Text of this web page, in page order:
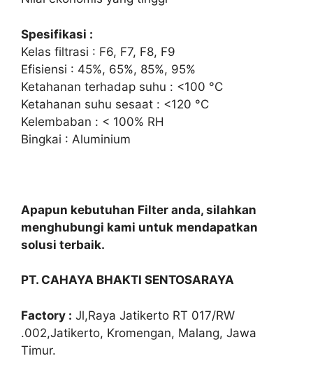
Spesifikasi :
Kelas filtrasi : F6, F7, F8, F9
Efisiensi : 45%, 65%, 85%, 95%
Ketahanan terhadap suhu : <100 °C
Ketahanan suhu sesaat : <120 °C
Kelembaban : < 100% RH
Bingkai : Aluminium
Apapun kebutuhan Filter anda, silahkan
menghubungi kami untuk mendapatkan
solusi terbaik.
PT. CAHAYA BHAKTI SENTOSARAYA
Factory : Jl,Raya Jatikerto RT 017/RW
.002,Jatikerto, Kromengan, Malang, Jawa
Timur.